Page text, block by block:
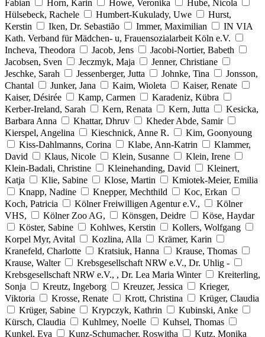
Fabian Horn, Karin Howe, Veronika
Hube, Nicola
Hülsebeck, Rachele
Humbert-Kukulady, Uwe
Hurst,
Kerstin
Iken, Dr. Sebastião Immer, Maximilian
IN VIA
Kath. Verband für Mädchen- u, Frauensozialarbeit Köln e.V.
Incheva, Theodora
Jacob, Jens
Jacobi-Nortier, Babeth
Jacobsen, Sven
Jeczmyk, Maja
Jenner, Christiane
Jeschke, Sarah
Jessenberger, Jutta Johnke, Tina
Jonsson,
Chantal
Junker, Jana Kaim, Wioleta
Kaiser, Renate
Kaiser, Désirée
Kamp, Carmen
Karadeniz, Kübra
Kerber-Ireland, Sarah
Kern, Renata Kern, Jutta
Kesicka,
Barbara Anna
Khattar, Dhruv
Kheder Abde, Samir
Kierspel, Angelina
Kieschnick, Anne R.
Kim, Goonyoung
Kiss-Dahlmanns, Corina
Klabe, Ann-Katrin
Klammer,
David
Klaus, Nicole Klein, Susanne
Klein, Irene
Klein-Badali, Christine
Kleinehanding, David
Kleinert,
Katja
Klie, Sabine Klose, Martin
Kmiotek-Meier, Emilia
Knapp, Nadine
Knepper, Mechthild
Koc, Erkan
Koch, Patricia
Kölner Freiwilligen Agentur e.V.,
Kölner
VHS,
Kölner Zoo AG, Könsgen, Deidre
Köse, Haydar
Köster, Sabine
Kohlwes, Kerstin
Kollers, Wolfgang
Korpel Myr, Avital
Kozlina, Alla
Krämer, Karin
Kranefeld, Charlotte
Kratsiuk, Hanna
Krause, Thomas
Krause, Walter
Krebsgesellschaft NRW e.V., Dr. Uhlig -
Krebsgesellschaft NRW e.V., , Dr. Lea Maria Winter
Kreiterling,
Sonja
Kreutz, Ingeborg Kreuzer, Jessica
Krieger,
Viktoria
Krosse, Renate Krott, Christina
Krüger, Claudia
Krüger, Sabine
Krypczyk, Kathrin
Kubinski, Anke
Kürsch, Claudia
Kuhlmey, Noelle
Kuhsel, Thomas
Kunkel, Eva
Kunz-Schumacher, Roswitha
Kutz, Monika